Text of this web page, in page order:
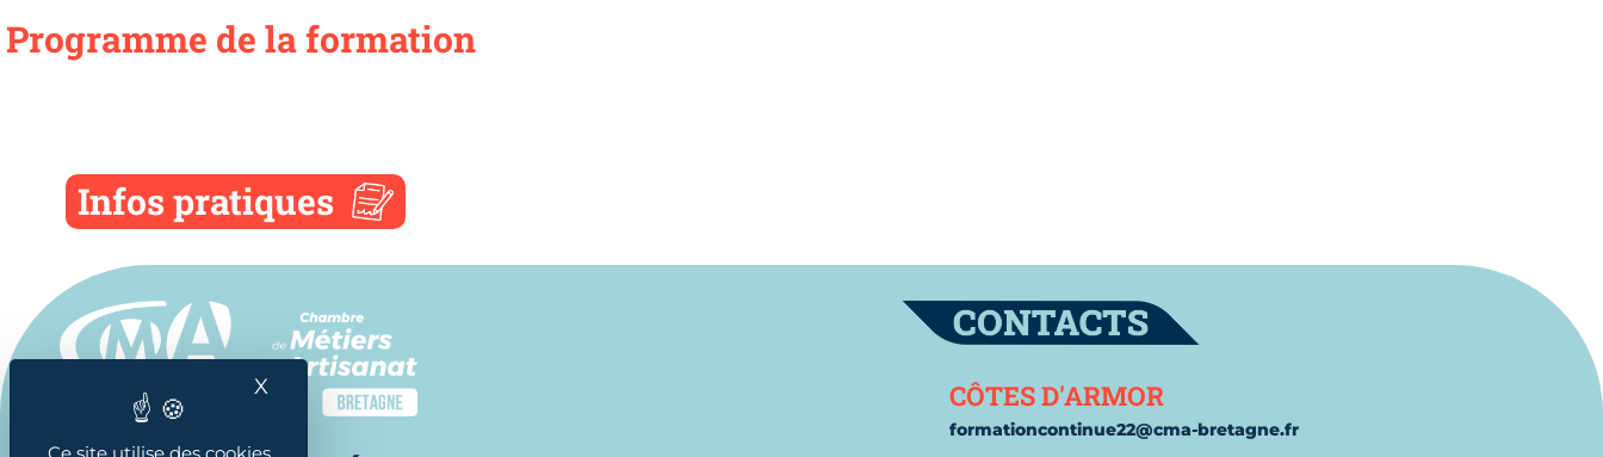
X Masquer le bandeau des cookies
Programme de la formation
Infos pratiques
Contact
CÔTES D'ARMOR
formationcontinue22@cma-bretagne.fr